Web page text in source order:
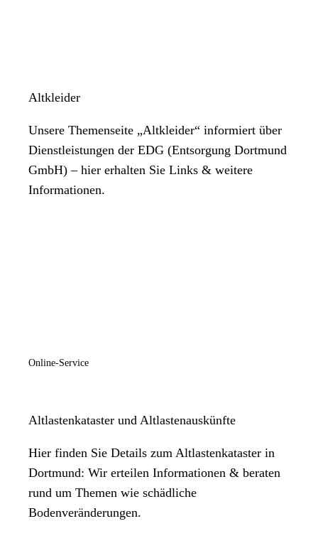
Altkleider
Unsere Themenseite „Altkleider“ informiert über
Dienstleistungen der EDG (Entsorgung Dortmund
GmbH) – hier erhalten Sie Links & weitere
Informationen.
Online-Service
Altlastenkataster und Altlastenauskünfte
Hier finden Sie Details zum Altlastenkataster in
Dortmund: Wir erteilen Informationen & beraten
rund um Themen wie schädliche
Bodenveränderungen.